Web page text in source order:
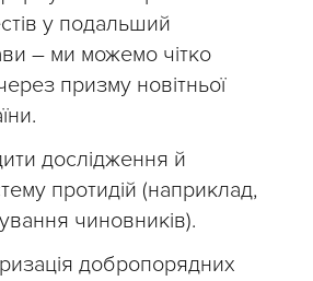
у подальший
– ми можемо чітко
призму новітньої
дослідження й
протидій (наприклад,
чиновників).
добропорядних